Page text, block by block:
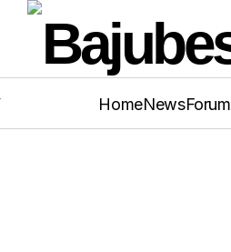
HomeNewsForum